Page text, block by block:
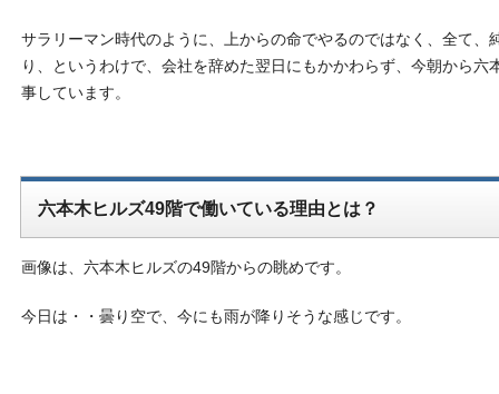
サラリーマン時代のように、上からの命でやるのではなく、全て、
り、というわけで、会社を辞めた翌日にもかかわらず、今朝から六
事しています。
六本木ヒルズ49階で働いている理由とは？
画像は、六本木ヒルズの49階からの眺めです。
今日は・・曇り空で、今にも雨が降りそうな感じです。